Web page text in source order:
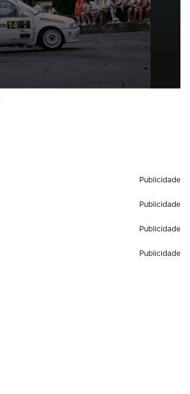
Publicidade
Publicidade
Publicidade
Publicidade